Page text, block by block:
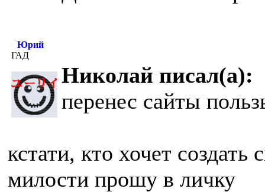
Юрий
ГАД
Николай писал(а):
перенес сайты
кстати, кто хочет создать
милости прошу в личку